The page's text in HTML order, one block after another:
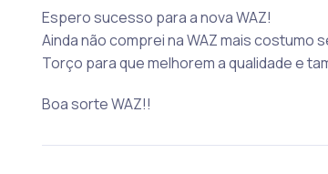
Espero sucesso para a nova WAZ!
Ainda não comprei na WAZ mais
Torço para que melhorem a qualidade e
Boa sorte WAZ!!